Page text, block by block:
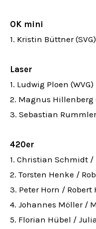
OK mini
1. Kristin Büttner (SVG)
Laser
1. Ludwig Ploen (WVG)
2. Magnus Hillenberg
3. Sebastian Rummler
420er
1. Christian Schmidt /
2. Torsten Henke /
3. Peter Horn / Robert
4. Johannes Möller /
5. Florian Hübel /